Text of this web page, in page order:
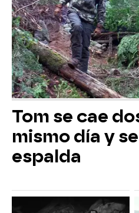
Tom se cae
mismo día y
espalda